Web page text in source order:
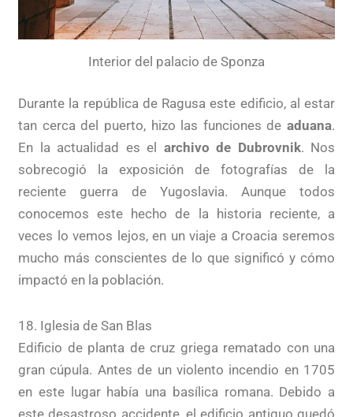
Interior del palacio de Sponza
Durante la república de Ragusa este edificio, al estar
tan cerca del puerto, hizo las funciones de aduana.
En la actualidad es el archivo de Dubrovnik. Nos
sobrecogió la exposición de fotografías de la
reciente guerra de Yugoslavia. Aunque todos
conocemos este hecho de la historia reciente, a
veces lo vemos lejos, en un viaje a Croacia seremos
mucho más conscientes de lo que significó y cómo
impactó en la población.
18. Iglesia de San Blas
Edificio de planta de cruz griega rematado con una
gran cúpula. Antes de un violento incendio en 1705
en este lugar había una basílica romana. Debido a
este desastroso accidente, el edificio antiguo quedó